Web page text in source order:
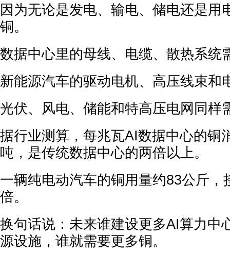
因为无论是发电、输电、储电还是用
铜。
数据中心里的母线、电缆、散热系统
新能源汽车的驱动电机、高压线束和
光伏、风电、储能和特高压电网同样
据行业测算，每兆瓦AI数据中心的
吨，是传统数据中心的两倍以上。
一辆纯电动汽车的铜用量约83公斤，
倍。
换句话说：未来谁建设更多AI算力中
源设施，谁就需要更多铜。